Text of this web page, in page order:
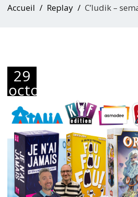
Accueil Replay C’ludik –
29
octobre
2019